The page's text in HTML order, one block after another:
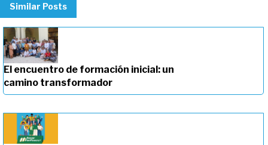
Similar Posts
El encuentro de formación inicial: un
camino transformador